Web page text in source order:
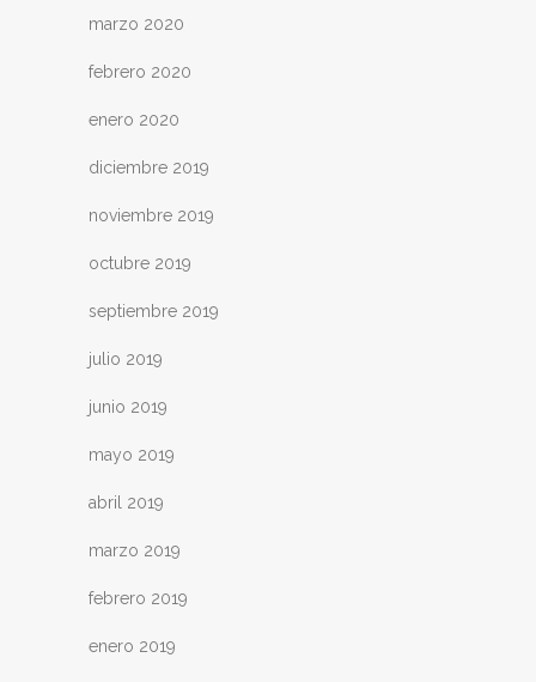
marzo 2020
febrero 2020
enero 2020
diciembre 2019
noviembre 2019
octubre 2019
septiembre 2019
julio 2019
junio 2019
mayo 2019
abril 2019
marzo 2019
febrero 2019
enero 2019